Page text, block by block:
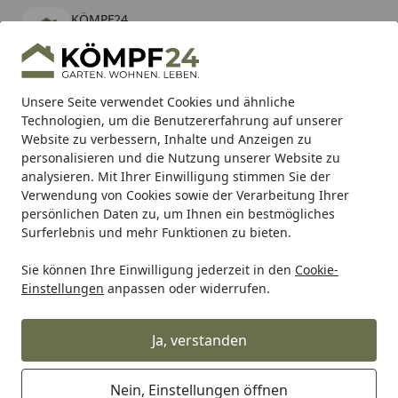
Unsere Seite verwendet Cookies und ähnliche
Technologien, um die Benutzererfahrung auf unserer
Website zu verbessern, Inhalte und Anzeigen zu
personalisieren und die Nutzung unserer Website zu
analysieren. Mit Ihrer Einwilligung stimmen Sie der
Verwendung von Cookies sowie der Verarbeitung Ihrer
persönlichen Daten zu, um Ihnen ein bestmögliches
Surferlebnis und mehr Funktionen zu bieten.
Sie können Ihre Einwilligung jederzeit in den Cookie-
Einstellungen anpassen oder widerrufen.
Ja, verstanden
Nein, Einstellungen öffnen
KÖMPF24
kostenlos - Im App Store
Hotline
Alle Produkte
Mein Konto
Suchen
Karibu Pools inkl. gratis Sandfilteranlage & Pool-
Starterset (Gesamtwert bis 468,99€)
Startseite
Grill Weber Bodenplatte Spirit EO 210 (65614)
Weber Bodenplatte Spirit EO 210